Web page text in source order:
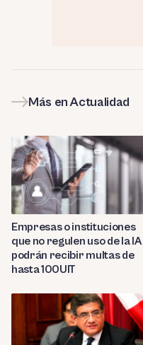
Más en Actualidad
Empresas o instituciones
que no regulen uso de la IA
podrán recibir multas de
hasta 100UIT